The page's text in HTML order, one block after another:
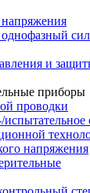
и
приборы
проводки
напряжения